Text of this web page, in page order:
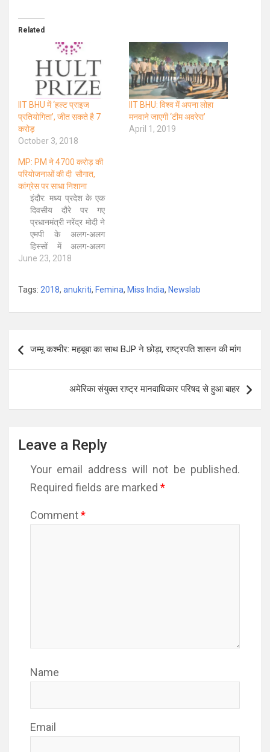
Related
IIT BHU में ‘हल्ट प्राइज
प्रतियोगिता’, जीत सकते है 7
करोड़
October 3, 2018
IIT BHU: विश्व में अपना लोहा
मनवाने जाएगी ‘टीम अवरेरा’
April 1, 2019
MP: PM ने 4700 करोड़ की
परियोजनाओं की दी सौगात,
कांग्रेस पर साधा निशाना
इंदौर: मध्य प्रदेश के एक
दिवसीय दौरे पर गए
प्रधानमंत्री नरेंद्र मोदी ने
एमपी के अलग-अलग
हिस्सों में अलग-अलग
सरकारी योजना-
की लागत के विकास कार्यों
शहरी लोक परिवहन सेवा,
स्मार्ट सिटी परियोजना,
June 23, 2018
Tags: 2018, anukriti, Femina, Miss India, Newslab
navigation
जम्मू कश्मीर: महबूबा का साथ BJP ने छोड़ा, राष्ट्रपति शासन की मांग
अमेरिका संयुक्त राष्ट्र मानवाधिकार परिषद से हुआ बाहर
Leave a Reply
Your email address will not be published.
Required fields are marked *
Comment*
Name
Email